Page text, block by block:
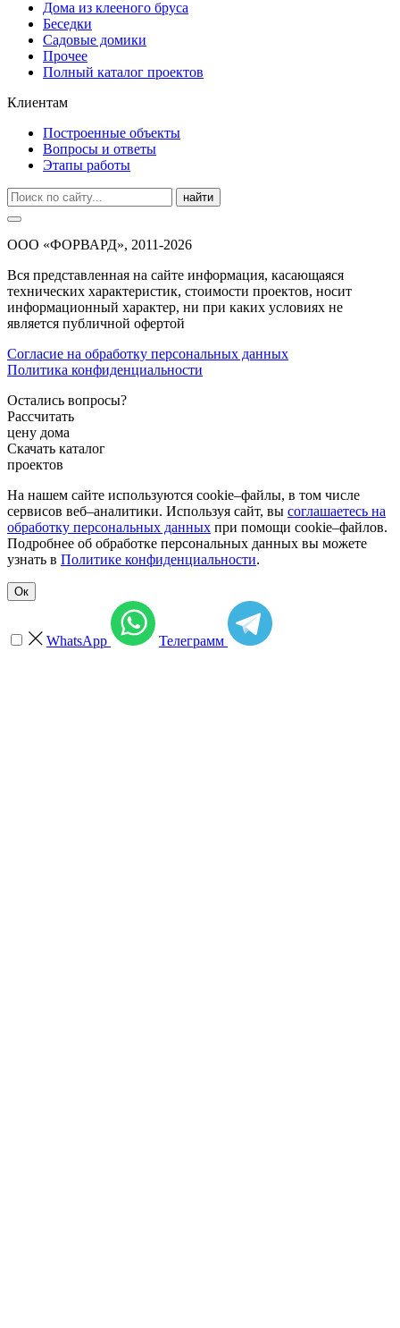
Дома из клееного бруса
Беседки
Садовые домики
Прочее
Полный каталог проектов
Клиентам
Построенные объекты
Вопросы и ответы
Этапы работы
найти
ООО «ФОРВАРД», 2011-2026
Вся представленная на сайте информация, касающаяся
технических характеристик, стоимости проектов, носит
информационный характер, ни при каких условиях не
является публичной офертой
Согласие на обработку персональных данных
Политика конфиденциальности
Остались вопросы?
Рассчитать
цену дома
Скачать каталог
проектов
На нашем сайте используются cookie–файлы, в том числе
сервисов веб–аналитики. Используя сайт, вы соглашаетесь на
обработку персональных данных при помощи cookie–файлов.
Подробнее об обработке персональных данных вы можете
узнать в Политике конфиденциальности.
Ок
WhatsApp Телеграмм